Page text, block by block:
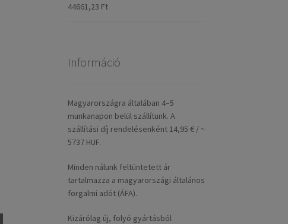
44661,23 Ft
Információ
Magyarországra általában 4–5
munkanapon belül szállítunk. A
szállítási díj rendelésenként 14,95 € / ~
5737 HUF.
Minden nálunk feltüntetett ár
tartalmazza a magyarországi általános
forgalmi adót (ÁFA).
Kizárólag új, folyó gyártásból